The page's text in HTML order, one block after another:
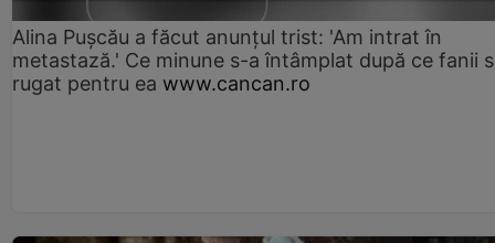
Alina Pușcău a făcut anunțul trist: 'Am intrat în
metastază.' Ce minune s-a întâmplat după ce fanii
rugat pentru ea www.cancan.ro